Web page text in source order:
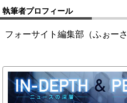
執筆者プロフィール
フォーサイト編集部（ふぉー